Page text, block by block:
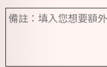
間
(請
項
目
備
註